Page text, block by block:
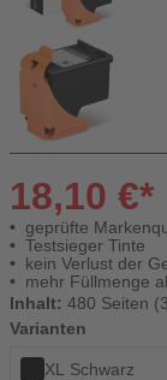
18,10 €*
geprüfte
Testsieger Tinte
kein Verlust der
mehr Füllmenge
Inhalt: 480 Seiten
Varianten
XL Schwarz